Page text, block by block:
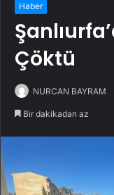
Haber
Çöktü
NURCAN BAYRAM
Bir dakikadan az